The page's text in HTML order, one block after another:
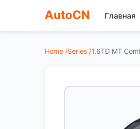
AutoCN Главная
Home /Series /1.6TD MT